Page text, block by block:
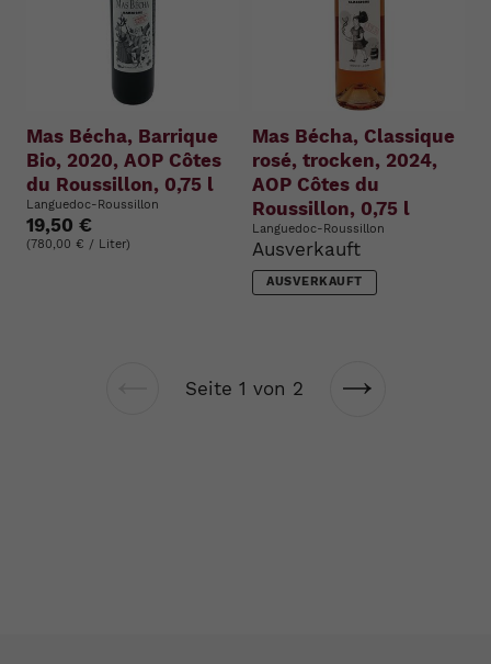
Mas Bécha, Barrique
Bio, 2020, AOP Côtes
du Roussillon, 0,75 l
Languedoc-Roussillon
19,50 €
(780,00 € / Liter)
Mas Bécha, Classique
rosé, trocken, 2024,
AOP Côtes du
Roussillon, 0,75 l
Languedoc-Roussillon
Ausverkauft
AUSVERKAUFT
Vorherige
Seite 1 von 2
Nächste